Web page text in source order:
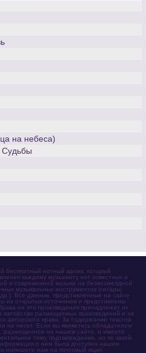
на небеса)
бесплатный нотный архив, который
каждому музыканту нот известных и
и современной музыки на безвозмездной
музыкальных инструментов (гитары,
Все данные, представленные на сайте
из открытых источников и представлены
на эти произведения принадлежат их
размещаемых произведений и не
авторского права. За содержание текстов
не несет. Если вы являетесь обладателем
размещенное на нашем сайте, и имеете
тому подтверждение, но по какой-
о нём была доступна нашим
напишите нам на почтовый ящик